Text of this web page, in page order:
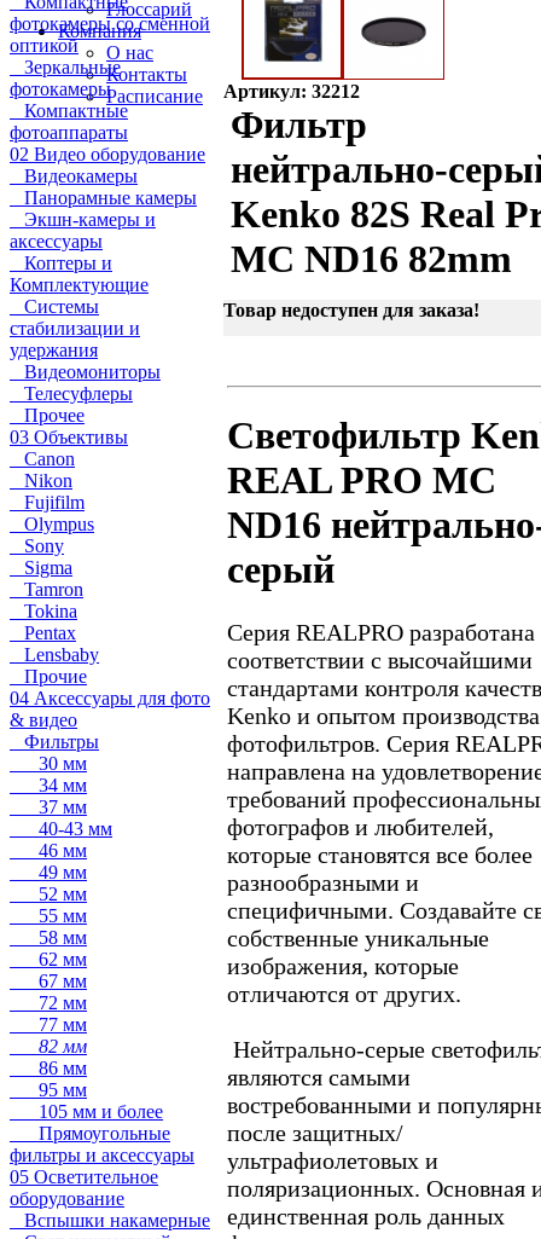
Глоссарий
Компания
О нас
Контакты
Расписание
фотокамеры со сменной
оптикой
Зеркальные
фотокамеры
Компактные
фотоаппараты
02 Видео оборудование
Видеокамеры
Панорамные камеры
Экшн-камеры и
аксессуары
Коптеры и
Комплектующие
Системы
стабилизации и
удержания
Видеомониторы
Телесуфлеры
Прочее
03 Объективы
Canon
Nikon
Fujifilm
Olympus
Sony
Sigma
Tamron
Tokina
Pentax
Lensbaby
Прочие
04 Аксессуары для фото
& видео
Фильтры
30 мм
34 мм
37 мм
40-43 мм
46 мм
49 мм
52 мм
55 мм
58 мм
62 мм
67 мм
72 мм
77 мм
82 мм
86 мм
95 мм
105 мм и более
Прямоугольные
фильтры и аксессуары
05 Осветительное
оборудование
Вспышки накамерные
Артикул: 32212
Фильтр
нейтрально-
Kenko 82S Real
MC ND16 82mm
Товар недоступен для заказа!
Светофильтр
REAL PRO MC
ND16
серый
Серия REALPRO разработана
соответствии с высочайшими
стандартами контроля
Kenko и опытом производства
фотофильтров. Серия
направлена на
требований
фотографов и любителей,
которые становятся все более
разнообразными и
специфичными. Создавайте
собственные уникальные
изображения, которые
отличаются от других.
Нейтрально-серые
являются самыми
востребованными и
после защитных/
ультрафиолетовых и
поляризационных. Основная
единственная роль данных